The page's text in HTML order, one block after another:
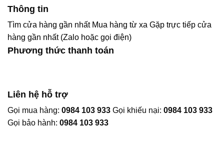
Thông tin
Tìm cửa hàng gần nhất Mua hàng từ xa Gặp trực tiếp cửa
hàng gần nhất (Zalo hoặc gọi điện)
Phương thức thanh toán
Liên hệ hỗ trợ
Gọi mua hàng: 0984 103 933 Gọi khiếu nại: 0984 103 933
Gọi bảo hành: 0984 103 933